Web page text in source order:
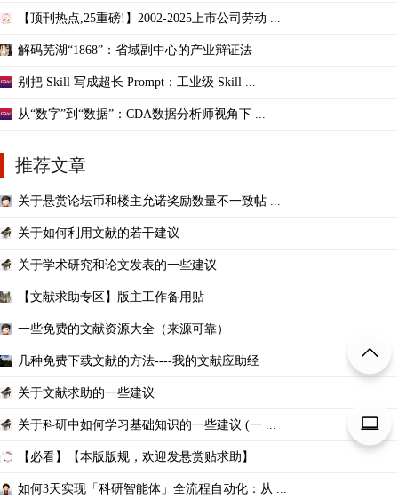
【顶刊热点,25重磅!】2002-2025上市公司劳动 ...
解码芜湖“1868”：省域副中心的产业辩证法
别把 Skill 写成超长 Prompt：工业级 Skill ...
从“数字”到“数据”：CDA数据分析师视角下 ...
推荐文章
关于悬赏论坛币和楼主允诺奖励数量不一致帖 ...
关于如何利用文献的若干建议
关于学术研究和论文发表的一些建议
【文献求助专区】版主工作备用贴
一些免费的文献资源大全（来源可靠）
几种免费下载文献的方法----我的文献应助经
关于文献求助的一些建议
关于科研中如何学习基础知识的一些建议 (一 ...
【必看】【本版版规，欢迎发悬赏贴求助】
如何3天实现「科研智能体」全流程自动化：从 ...